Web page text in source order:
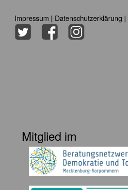
Impressum | Datenschutzerklärung |
Mitglied im